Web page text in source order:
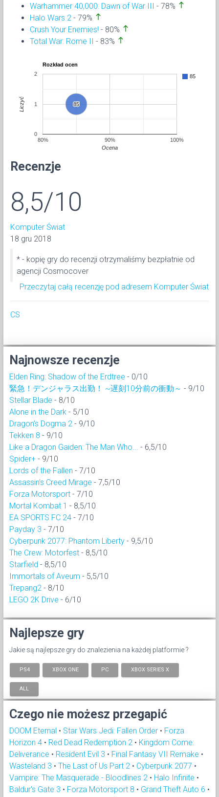
Warhammer 40,000: Dawn of War III - 78% north
Halo Wars 2 - 79% north
Crush Your Enemies! - 80% north
Total War: Rome II - 83% north
Rozkład ocen
85
85
85
80% 90% 100%
0
1
2
Ocena
Liczyć
Recenzje
8,5/10
Komputer Świat
18 gru 2018
* - kopię gry do recenzji otrzymaliśmy bezpłatnie od
agencji Cosmocover
Przeczytaj całą recenzję pod adresem Komputer Świat
CS
Najnowsze recenzje
Elden Ring: Shadow of the Erdtree - 0/10
緊急！デンジャラス出勤！ ~遅刻10分前の衝動～ - 9/10
Stellar Blade - 8/10
Alone in the Dark - 5/10
Dragon’s Dogma 2 - 9/10
Tekken 8 - 9/10
Like a Dragon Gaiden: The Man Who...
- 6,5/10
Spider+ - 9/10
Lords of the Fallen - 7/10
Assassin's Creed Mirage - 7,5/10
Forza Motorsport - 7/10
Mortal Kombat 1 - 8,5/10
EA SPORTS FC 24 - 7/10
Payday 3 - 7/10
Cyberpunk 2077: Phantom Liberty - 9,5/10
The Crew: Motorfest - 8,5/10
Starfield - 8,5/10
Immortals of Aveum - 5,5/10
Trepang2 - 8/10
LEGO 2K Drive - 6/10
Najlepsze gry
Jakie są najlepsze gry do znalezienia na każdej platformie ?
PS4 XBOX ONE PC XBOX SERIES X
ALL
Czego nie możesz przegapić
DOOM Eternal • Star Wars Jedi: Fallen Order • Forza
Horizon 4 • Red Dead Redemption 2 • Kingdom Come:
Deliverance • Resident Evil 3 • Final Fantasy VII Remake •
Wasteland 3 • The Last of Us Part 2 • Cyberpunk 2077 •
Vampire: The Masquerade - Bloodlines 2 • Halo Infinite •
Baldur's Gate 3 • Forza Motorsport 8 • Grand Theft Auto 6 •